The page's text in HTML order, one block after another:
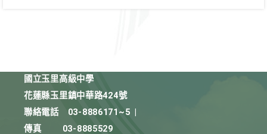
國立玉里高級中學
花蓮縣玉里鎮中華路424號
聯絡電話
03-8886171~5
傳真
03-8885529